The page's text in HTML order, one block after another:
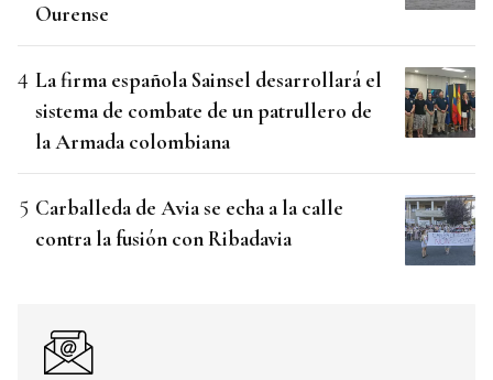
Ourense
La firma española Sainsel desarrollará el
sistema de combate de un patrullero de
la Armada colombiana
Carballeda de Avia se echa a la calle
contra la fusión con Ribadavia